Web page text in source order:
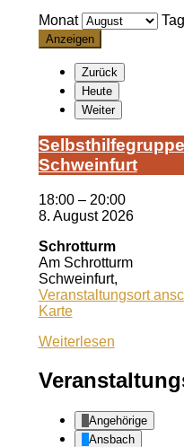
Monat Tag
Zurück
Heute
Weiter
Selbst­hil­fe­grup­pe
Schwein­furt
18:00 – 20:00
8. August 2026
Schrotturm
Am Schrotturm
Schweinfurt,
Veranstaltungsort
KarteSchrotturm
Weiterlesen
Angehörige
Ansbach